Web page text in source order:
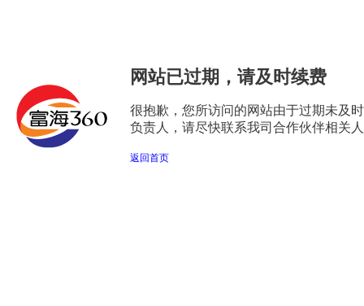
网站已过期，请及时续费
很抱歉，您所访问的网站由于过期未及
负责人，请尽快联系我司合作伙伴相关
返回首页